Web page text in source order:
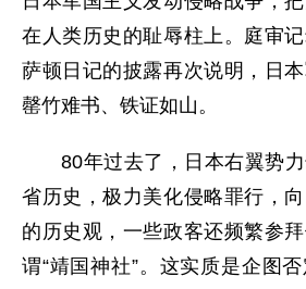
在人类历史的耻辱柱上。庭审
萨顿日记的披露再次说明，日
罄竹难书、铁证如山。
80年过去了，日本右翼势
省历史，极力美化侵略罪行，
的历史观，一些政客还频繁参
谓“靖国神社”。这实质是企图